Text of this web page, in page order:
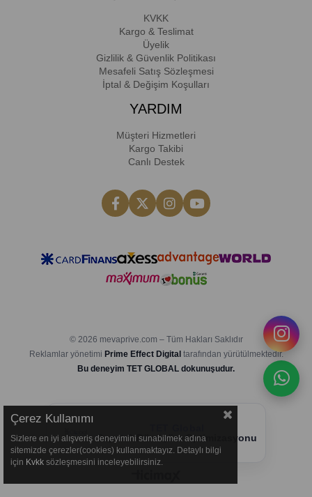
KVKK
Kargo & Teslimat
Üyelik
Gizlilik & Güvenlik Politikası
Mesafeli Satış Sözleşmesi
İptal & Değişim Koşulları
YARDIM
Müşteri Hizmetleri
Kargo Takibi
Canlı Destek
© 2026 mevaprive.com – Tüm Hakları Saklıdır
Reklamlar yönetimi Prime Effect Digital tarafından yürütülmektedir.
Bu deneyim TET GLOBAL dokunuşudur.
Sepet & Dönüşüm Optimizasyonu
Çerez Kullanımı
Sizlere en iyi alışveriş deneyimini sunabilmek adına
sitemizde çerezler(cookies) kullanmaktayız. Detaylı bilgi
için Kvkk sözleşmesini inceleyebilirsiniz.